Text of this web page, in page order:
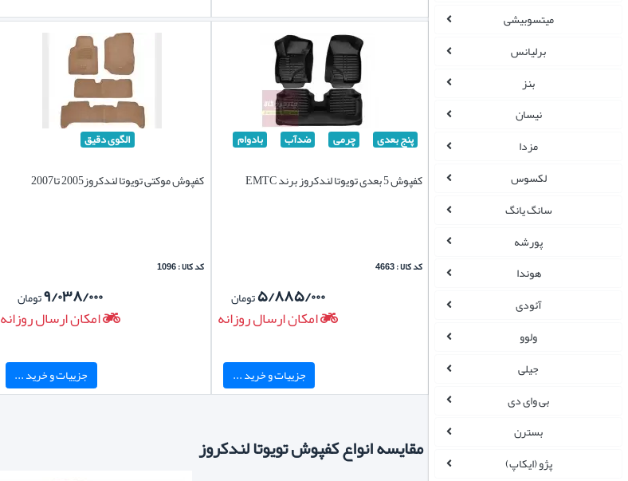
میتسوبیشی
برلیانس
بنز
نیسان
مزدا
لکسوس
سانگ یانگ
پورشه
هوندا
آئودی
ولوو
جیلی
بی وای دی
بسترن
پژو (ایکاپ)
پنج بعدی چرمی ضدآب بادوام
کفپوش 5 بعدی تویوتا لندکروز برند EMTC
کد کالا : 4663
۵/۸۸۵/۰۰۰تومان
امکان ارسال روزانه
جزییات و خرید ...
الگوی دقیق
کفپوش موکتی تویوتا لندکروز2005 تا2007
کد کالا : 1096
۹/۰۳۸/۰۰۰تومان
امکان ارسال روزانه
جزییات و خرید ...
مقایسه انواع کفپوش تویوتا لندکروز